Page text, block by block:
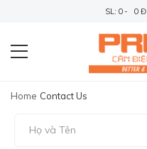
SL: 0 - 0 Đ
Home Contact Us